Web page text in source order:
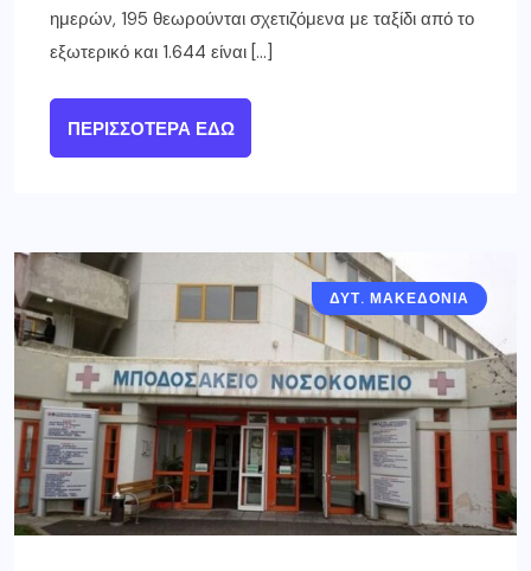
ημερών, 195 θεωρούνται σχετιζόμενα με ταξίδι από το
εξωτερικό και 1.644 είναι […]
ΠΕΡΙΣΣΌΤΕΡΑ ΕΔΏ
ΔΥΤ. ΜΑΚΕΔΟΝΙΑ